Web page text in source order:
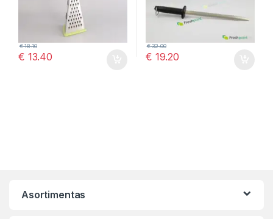
€ 13.40
€18.10
€ 19.20
€32.00
Asortimentas